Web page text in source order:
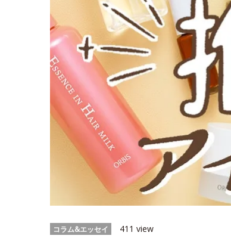
コラム&エッセイ 411 view